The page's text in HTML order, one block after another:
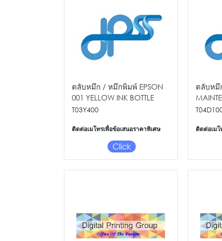
Click
ตลับหมึก / หมึกพิมพ์ EPSON
001 YELLOW INK BOTTLE
L4150/L4160/ L6170/L6190 -
T03Y400
ติดต่อเมโทรเพื่อข้อเสนอราคาพิเศษ
ตลับหมึ
L6160/
ติดต่อเมโ